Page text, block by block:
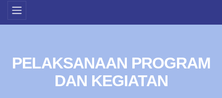
PELAKSANAAN PROGRAM
DAN KEGIATAN